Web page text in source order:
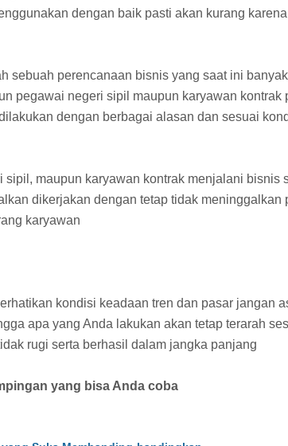
dengan baik pasti akan kurang
sebuah perencanaan bisnis yang saat ini
pegawai negeri sipil maupun karyawan kontrak
dengan berbagai alasan dan sesuai
sipil, maupun karyawan kontrak menjalani bisnis
dikerjakan dengan tetap tidak meninggalkan
karyawan
kondisi keadaan tren dan pasar jangan
apa yang Anda lakukan akan tetap terarah
rugi serta berhasil dalam jangka panjang
yang bisa Anda coba